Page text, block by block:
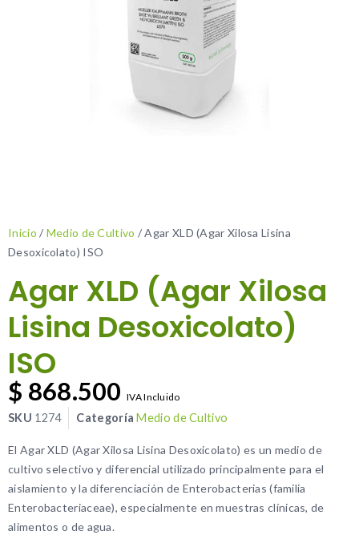
Inicio / Medio de Cultivo / Agar XLD (Agar Xilosa Lisina
Desoxicolato) ISO
Agar XLD (Agar Xilosa
Lisina Desoxicolato)
ISO
$ 868.500 IVA Incluido
SKU 1274 Categoría Medio de Cultivo
El Agar XLD (Agar Xilosa Lisina Desoxicolato) es un medio de
cultivo selectivo y diferencial utilizado principalmente para el
aislamiento y la diferenciación de Enterobacterias (familia
Enterobacteriaceae), especialmente en muestras clínicas, de
alimentos o de agua.